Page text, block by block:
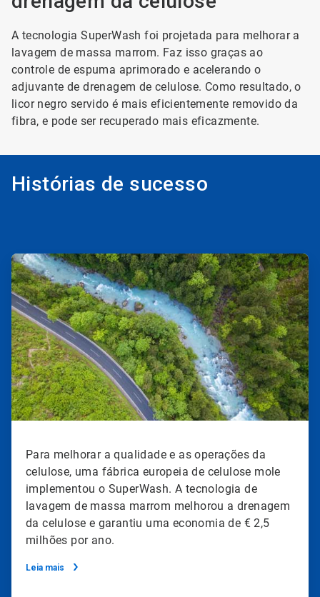
A tecnologia SuperWash foi projetada para melhorar a
lavagem de massa marrom. Faz isso graças ao
controle de espuma aprimorado e acelerando o
adjuvante de drenagem de celulose. Como resultado, o
licor negro servido é mais eficientemente removido da
fibra, e pode ser recuperado mais eficazmente.
Histórias de sucesso
ArticleTile
1
de
2
Para melhorar a qualidade e as operações da
celulose, uma fábrica europeia de celulose mole
implementou o SuperWash. A tecnologia de
lavagem de massa marrom melhorou a drenagem
da celulose e garantiu uma economia de € 2,5
milhões por ano.
Leia mais